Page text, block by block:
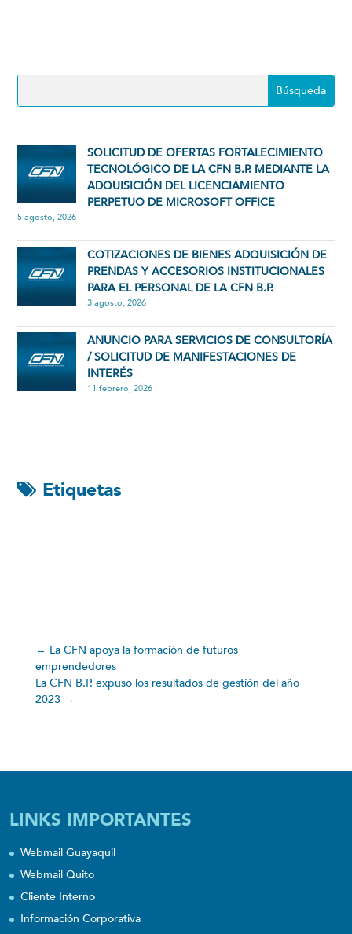
SOLICITUD DE OFERTAS FORTALECIMIENTO
TECNOLÓGICO DE LA CFN B.P. MEDIANTE LA
ADQUISICIÓN DEL LICENCIAMIENTO
PERPETUO DE MICROSOFT OFFICE
5 agosto, 2026
COTIZACIONES DE BIENES ADQUISICIÓN DE
PRENDAS Y ACCESORIOS INSTITUCIONALES
PARA EL PERSONAL DE LA CFN B.P.
3 agosto, 2026
ANUNCIO PARA SERVICIOS DE CONSULTORÍA
/ SOLICITUD DE MANIFESTACIONES DE
INTERÉS
11 febrero, 2026
Etiquetas
← La CFN apoya la formación de futuros
emprendedores
La CFN B.P. expuso los resultados de gestión del año
2023 →
LINKS IMPORTANTES
Webmail Guayaquil
Webmail Quito
Cliente Interno
Información Corporativa